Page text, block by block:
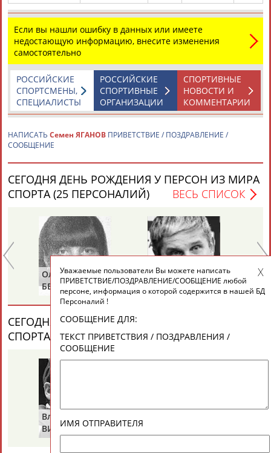
Рамазан
АБДУЛАЕВ
Тагир
АБДУЛАЕВ
Камиль
АБДУЛАЗИЗОВ
Загалав
АБДУЛБЕКОВ
Камалудин
АБДУЛДАУДОВ
Абдула
АБДУЛЖАЛИЛОВ
Магомед
АБДУЛКАГИРОВ
Назир
АБДУЛЛАЕВ
ЕЩЁ ПЕРСОНЫ
ТАБЛО АКТИВНОСТИ
ЦЕЛИ ПРОЕКТА
Вопросы сотрудничества и совместной деятельности
Стадион, 1998-2026
Разработка и поддержка ООО НАИТ «Стадион»
Адресов в новостной рассылке: 996
Подпишись
Если вы нашли ошибку в данных или имеете
недостающую информацию, внесите изменения
самостоятельно
СПОРТИВНЫЕ
НОВОСТИ И
КОММЕНТАРИИ
РОССИЙСКИЕ
СПОРТИВНЫЕ
ОРГАНИЗАЦИИ
РОССИЙСКИЕ
СПОРТСМЕНЫ,
СПЕЦИАЛИСТЫ
НАПИСАТЬ Семен ЯГАНОВ ПРИВЕТСТВИЕ / ПОЗДРАВЛЕНИЕ /
СООБЩЕНИЕ
СЕГОДНЯ ДЕНЬ РОЖДЕНИЯ У ПЕРСОН ИЗ МИРА
СПОРТА (25 ПЕРСОНАЛИЙ)
ВЕСЬ СПИСОК
Ольга
БЕЛОВА
Сергей
ЛАСЬКОВ
СЕГОДНЯ ДЕНЬ ПАМЯТИ У ПЕРСОН ИЗ МИРА
СПОРТА (2 ПЕРСОНАЛИЙ)
ВЕСЬ СПИСОК
Владимир
ВИКУЛОВ
Уважаемые пользователи Вы можете написать
ПРИВЕТСТВИЕ/ПОЗДРАВЛЕНИЕ/СООБЩЕНИЕ любой
персоне, информация о которой содержится в нашей БД
Персоналий !
СООБЩЕНИЕ ДЛЯ:
ТЕКСТ ПРИВЕТСТВИЯ / ПОЗДРАВЛЕНИЯ /
СООБЩЕНИЕ
ИМЯ ОТПРАВИТЕЛЯ